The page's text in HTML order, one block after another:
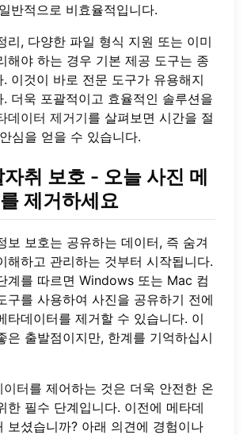
일반적으로 비효율적입니다.
리, 다양한 파일 형식 지원 또는 이미
해야 하는 경우 기본 제공 도구는 종
이것이 바로 전문 도구가 유용해지
. 더욱 포괄적이고 효율적인 솔루션을
데이터 제거기를 살펴보면 시간을 절
심을 얻을 수 있습니다.
취 보호 - 오늘 사진 메
제거하세요
보 보호는 공유하는 데이터, 즉 숨겨
해하고 관리하는 것부터 시작됩니다.
계를 따르면 Windows 또는 Mac 컴
구를 사용하여 사진을 공유하기 전에
타데이터를 제거할 수 있습니다. 이
은 출발점이지만, 한계를 기억하십시
터를 제어하는 것은 더욱 안전한 온
한 필수 단계입니다. 이전에 메타데
보셨습니까? 아래 의견에 경험이나